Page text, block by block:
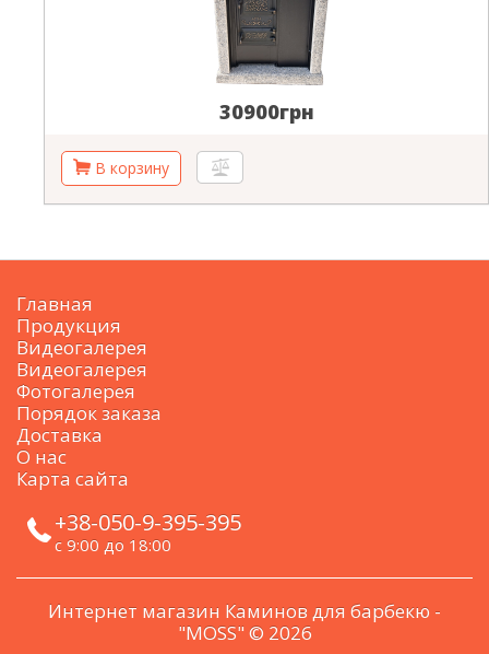
30900грн
Главная
Продукция
Видеогалерея
Видеогалерея
Фотогалерея
Порядок заказа
Доставка
О нас
Карта сайта
+38-050-9-395-395
с 9:00 до 18:00
Интернет магазин Каминов для барбекю -
"MOSS" © 2026